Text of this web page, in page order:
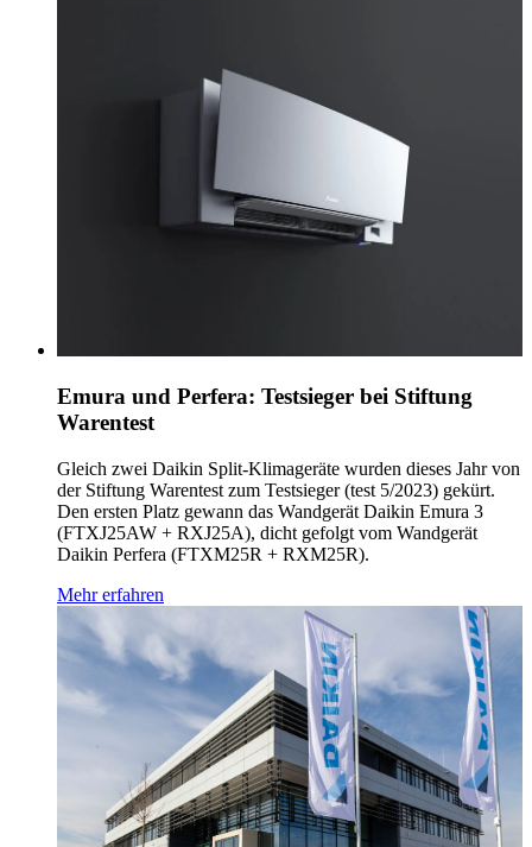
Emura und Perfera: Testsieger bei Stiftung
Warentest
Gleich zwei Daikin Split-Klimageräte wurden dieses Jahr von
der Stiftung Warentest zum Testsieger (test 5/2023) gekürt.
Den ersten Platz gewann das Wandgerät Daikin Emura 3
(FTXJ25AW + RXJ25A), dicht gefolgt vom Wandgerät
Daikin Perfera (FTXM25R + RXM25R).
Mehr erfahren